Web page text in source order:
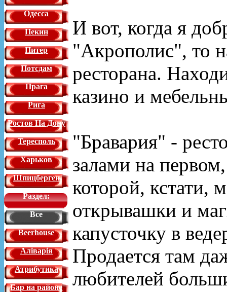
Одесса
Пекин
Питер
Потсдам
Прага
Рига
Ростов На Дону
Тересполь
Харьков
Шпицберген
Раздел:
Все
Beerhouse
Аліварія
Атрибутика
Бар на районе
И вот, когда я
"Акрополис", то
ресторана.
казино и
"Бравария" -
залами на
которой, кстати,
открывашки и
капусточку в
Продается там
любителей